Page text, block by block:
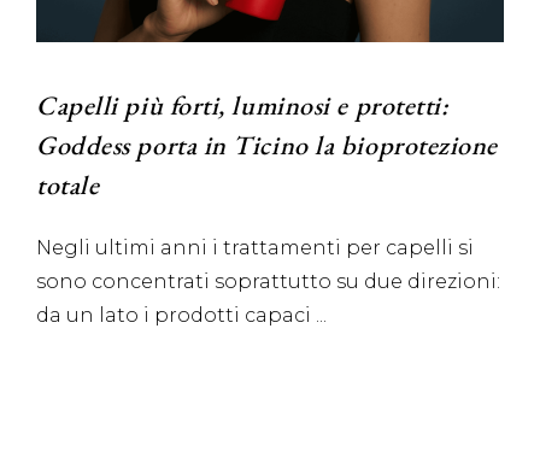
Capelli più forti, luminosi e protetti:
Goddess porta in Ticino la bioprotezione
totale
Negli ultimi anni i trattamenti per capelli si
sono concentrati soprattutto su due direzioni:
da un lato i prodotti capaci